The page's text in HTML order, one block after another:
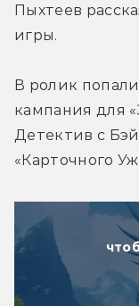
Пыхтеев
игры.
В ролик
кампания для
Детектив с
«Карточного